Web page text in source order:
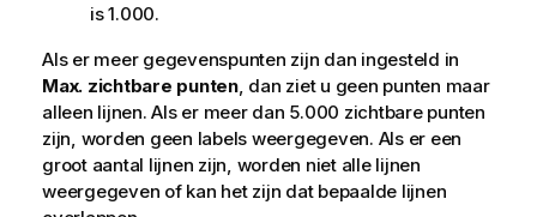
is 1.000.
Als er meer gegevenspunten zijn dan ingesteld in
Max. zichtbare punten, dan ziet u geen punten maar
alleen lijnen. Als er meer dan 5.000 zichtbare punten
zijn, worden geen labels weergegeven. Als er een
groot aantal lijnen zijn, worden niet alle lijnen
weergegeven of kan het zijn dat bepaalde lijnen